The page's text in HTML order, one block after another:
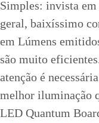
Simples: invista
geral, baixíssimo
em Lúmens
são muito
atenção é
melhor iluminação
LED Quantum